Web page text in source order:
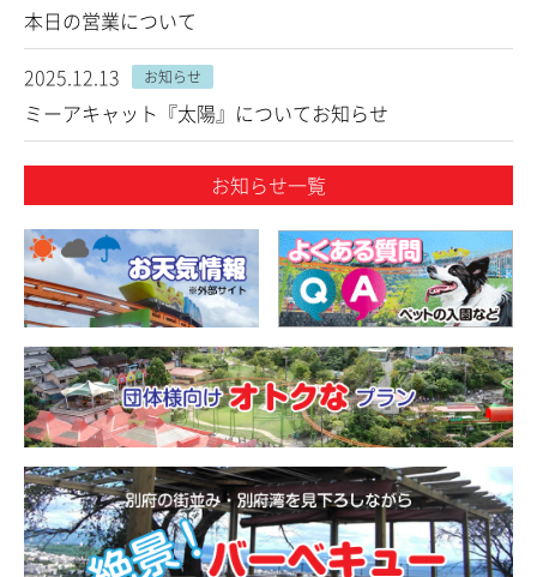
本日の営業について
2025.12.13
お知らせ
ミーアキャット『太陽』についてお知らせ
お知らせ一覧